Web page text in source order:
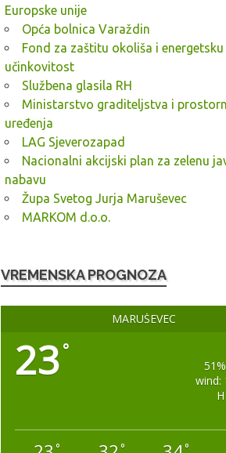
Europske unije
Opća bolnica Varaždin
Fond za zaštitu okoliša i energetsku
učinkovitost
Službena glasila RH
Ministarstvo graditeljstva i
uređenja
LAG Sjeverozapad
Nacionalni akcijski plan za zelenu
nabavu
Župa Svetog Jurja Maruševec
MARKOM d.o.o.
VREMENSKA PROGNOZA
MARUŠEVEC
23°
wind:
° ° °